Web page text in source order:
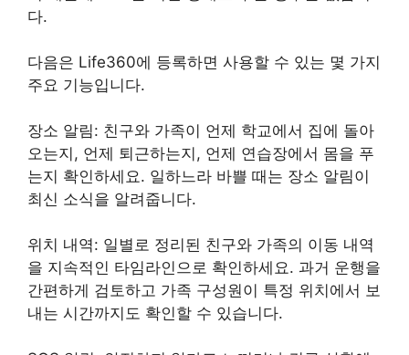
다.
다음은 Life360에 등록하면 사용할 수 있는 몇 가지
주요 기능입니다.
장소 알림: 친구와 가족이 언제 학교에서 집에 돌아
오는지, 언제 퇴근하는지, 언제 연습장에서 몸을 푸
는지 확인하세요. 일하느라 바쁠 때는 장소 알림이
최신 소식을 알려줍니다.
위치 내역: 일별로 정리된 친구와 가족의 이동 내역
을 지속적인 타임라인으로 확인하세요. 과거 운행을
간편하게 검토하고 가족 구성원이 특정 위치에서 보
내는 시간까지도 확인할 수 있습니다.